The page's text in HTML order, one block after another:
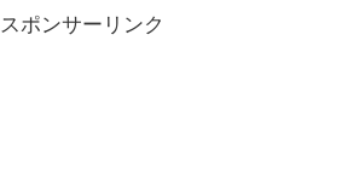
スポンサーリンク